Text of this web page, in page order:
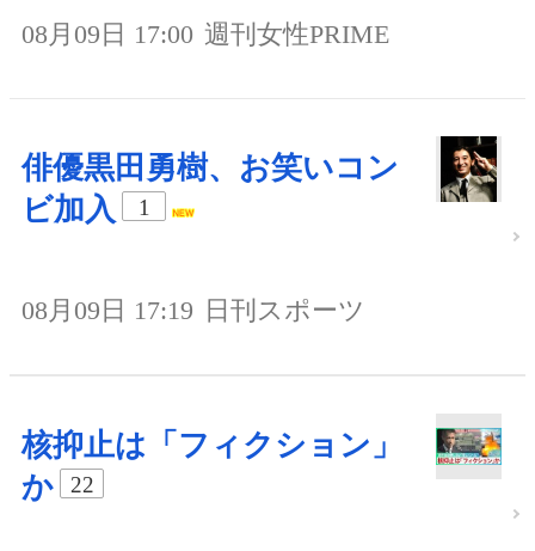
08月09日 17:00 週刊女性PRIME
俳優黒田勇樹、お笑いコン
ビ加入
1
08月09日 17:19 日刊スポーツ
核抑止は「フィクション」
か
22